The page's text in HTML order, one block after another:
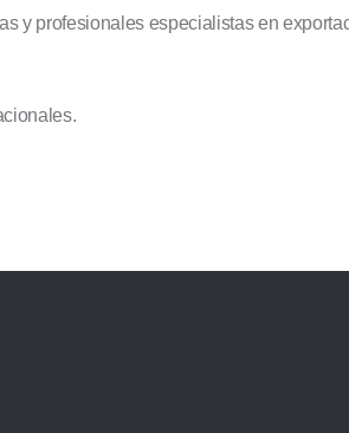
y profesionales especialistas en